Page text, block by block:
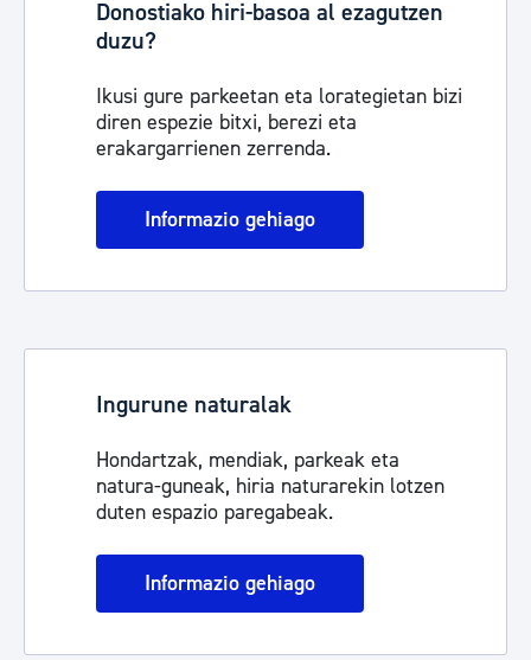
Donostiako hiri-basoa al ezagutzen
duzu?
Ikusi gure parkeetan eta lorategietan bizi
diren espezie bitxi, berezi eta
erakargarrienen zerrenda.
Informazio gehiago
Ingurune naturalak
Hondartzak, mendiak, parkeak eta
natura-guneak, hiria naturarekin lotzen
duten espazio paregabeak.
Informazio gehiago